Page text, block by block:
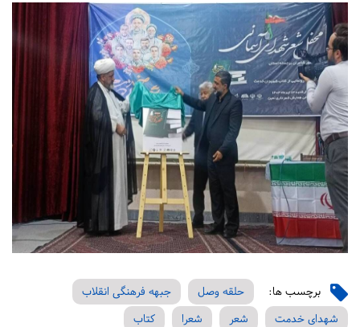
برچسب ها: حلقه وصل
جبهه فرهنگی انقلاب
شهدای خدمت
شعر شعرا کتاب